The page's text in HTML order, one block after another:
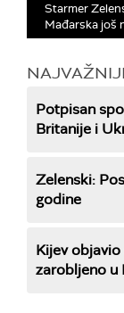
Starmer
Mađarska još
Potpisan
Britanije i
Zelenski:
godine
Kijev
zarobljeno u